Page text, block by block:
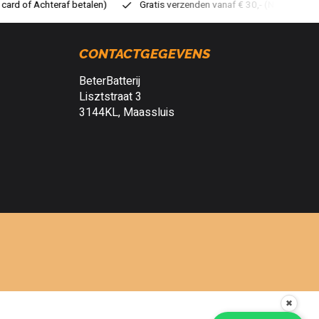
verzenden vanaf € 30,- (NL) Verzendkosten € 2,95 (NL)
CONTACTGEGEVENS
BeterBatterij
Lisztstraat 3
3144KL, Maassluis
✖